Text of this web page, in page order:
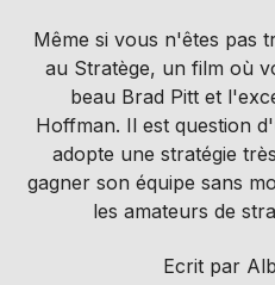
Même si vous n'êtes pas
au Stratège, un film où
beau Brad Pitt et
Hoffman. Il est question
adopte une stratégie
gagner son équipe sans
les amateurs de
Ecrit par